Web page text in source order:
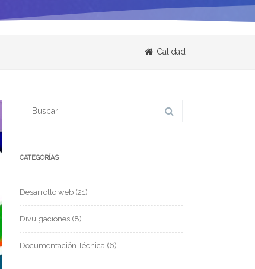
Calidad
CATEGORÍAS
Desarrollo web (21)
Divulgaciones (8)
Documentación Técnica (6)